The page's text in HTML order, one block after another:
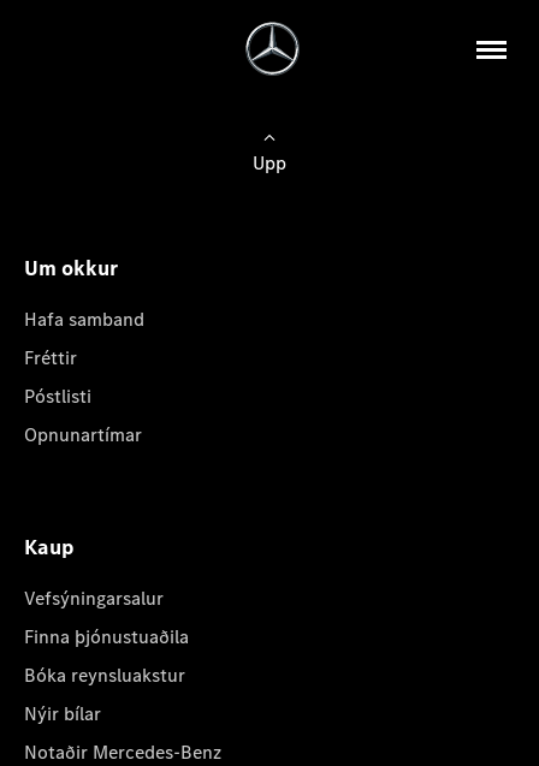
Upp
Um okkur
Hafa samband
Fréttir
Póstlisti
Opnunartímar
Kaup
Vefsýningarsalur
Finna þjónustuaðila
Bóka reynsluakstur
Nýir bílar
Notaðir Mercedes-Benz